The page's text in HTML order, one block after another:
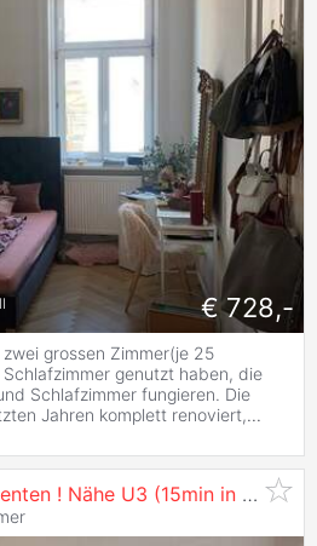
€ 728,-
grossen Zimmer(je 25
genutzt haben, die
Schlafzimmer fungieren. Die
Jahren komplett renoviert,...
U3 (15min in die CITY mit der U Bahn)